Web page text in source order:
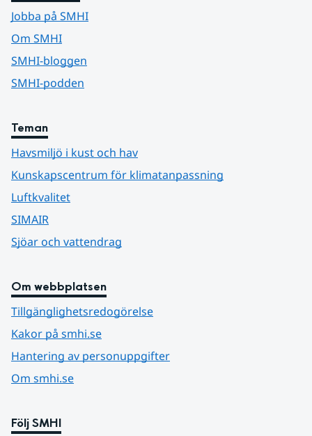
Jobba på SMHI
Om SMHI
SMHI-bloggen
SMHI-podden
Teman
Havsmiljö i kust och hav
Kunskapscentrum för klimatanpassning
Luftkvalitet
SIMAIR
Sjöar och vattendrag
Om webbplatsen
Tillgänglighetsredogörelse
Kakor på smhi.se
Hantering av personuppgifter
Om smhi.se
Följ SMHI